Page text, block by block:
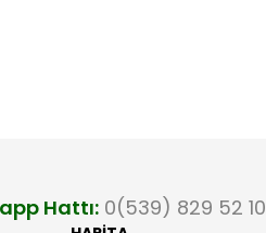
Hattı: 0(539) 829 52 10